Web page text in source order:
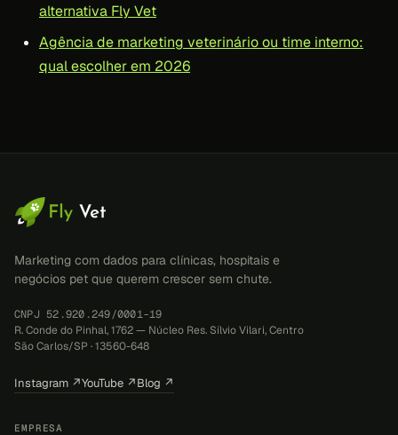
alternativa Fly Vet
Agência de marketing veterinário ou time interno:
qual escolher em 2026
Marketing com dados para clínicas, hospitais e
negócios pet que querem crescer sem chute.
CNPJ 52.920.249/0001-19
R. Conde do Pinhal, 1762 — Núcleo Res. Sílvio Vilari, Centro
São Carlos/SP · 13560-648
Instagram ↗YouTube ↗Blog ↗
EMPRESA